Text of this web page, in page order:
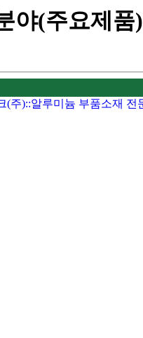
야(주요제품)